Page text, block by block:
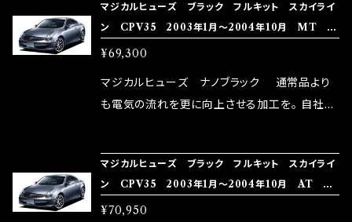
rz）の2店舗の専売品になりますので宜しくお願
い致します。
メ！ レーシングドライバーMAX織戸選手がテス
ターとなり吟味し時間を掛けて検証し、これは
体感出来て面白く、車には必ずプラスになりデメ
リットが無い。と。 コラボ開発製品です。 購入先
はこちらのマジカルヒューズ直販サイトと横浜に
rz）の2店舗の専売品になりますので宜しくお願
い致します。
マジカルヒューズ ブラック フルキット スカイライ
ン CPV35 2003年1月～2004年10月 MT シ
ートヒータ MFNFB206 42個
¥69,300
マジカルヒューズ ナノブラック 通常品より
も電気の流れを更に向上させる加工を。 自社比
メ！ レーシングドライバーMAX織戸選手がテス
ターとなり吟味し時間を掛けて検証し、これは
体感出来て面白く、車には必ずプラスになりデメ
マジカルヒューズ ブラック フルキット スカイライ
ン CPV35 2003年1月～2004年10月 AT シ
ートヒータ MFNFB204 43個
¥70,950